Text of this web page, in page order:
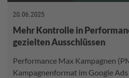
20.06.2025
Mehr Kontrolle in
gezielten Ausschlüssen
Performance Max Kampagnen
Kampagnenformat im Google